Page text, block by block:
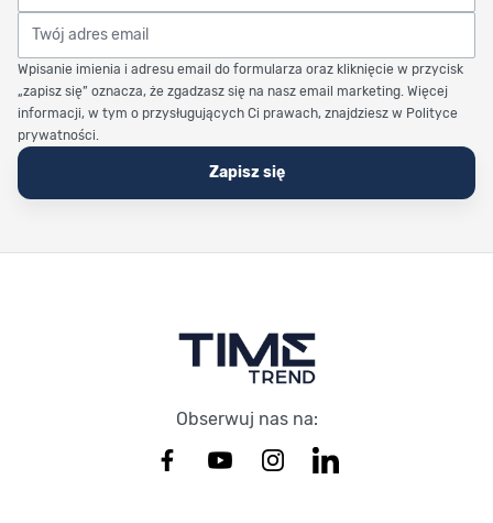
Twój adres email
Wpisanie imienia i adresu email do formularza oraz kliknięcie w przycisk
„zapisz się” oznacza, że zgadzasz się na nasz email marketing. Więcej
informacji, w tym o przysługujących Ci prawach, znajdziesz w Polityce
prywatności.
Zapisz się
Obserwuj nas na: